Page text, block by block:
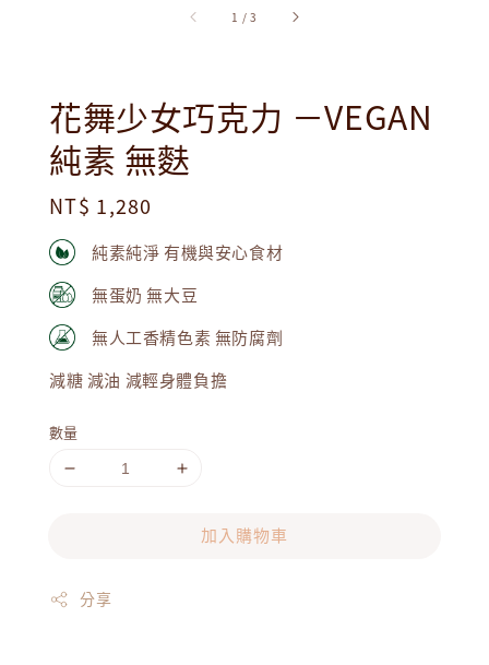
1 /3
花舞少女巧克力 －VEGAN
純素 無麩
Regular
price
NT$ 1,280
純素純淨 有機與安心食材
無蛋奶 無大豆
無人工香精色素 無防腐劑
減糖 減油 減輕身體負擔
數量
加入購物車
分享